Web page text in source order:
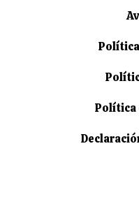
Política